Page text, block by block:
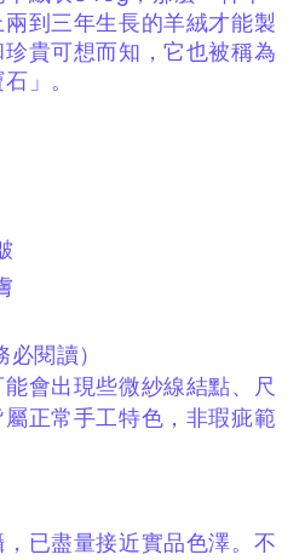
到三年生長的羊絨才能製
貴可想而知，它也被稱為
」。
閱讀）
能會出現些微紗線結點、
尺
屬正常手工特色，非瑕疵範
已盡量接近實品色澤。 不